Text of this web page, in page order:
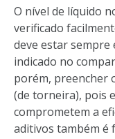
O nível de líquido
verificado
deve estar
indicado no
porém, preencher
(de torneira), pois
comprometem a
aditivos também é